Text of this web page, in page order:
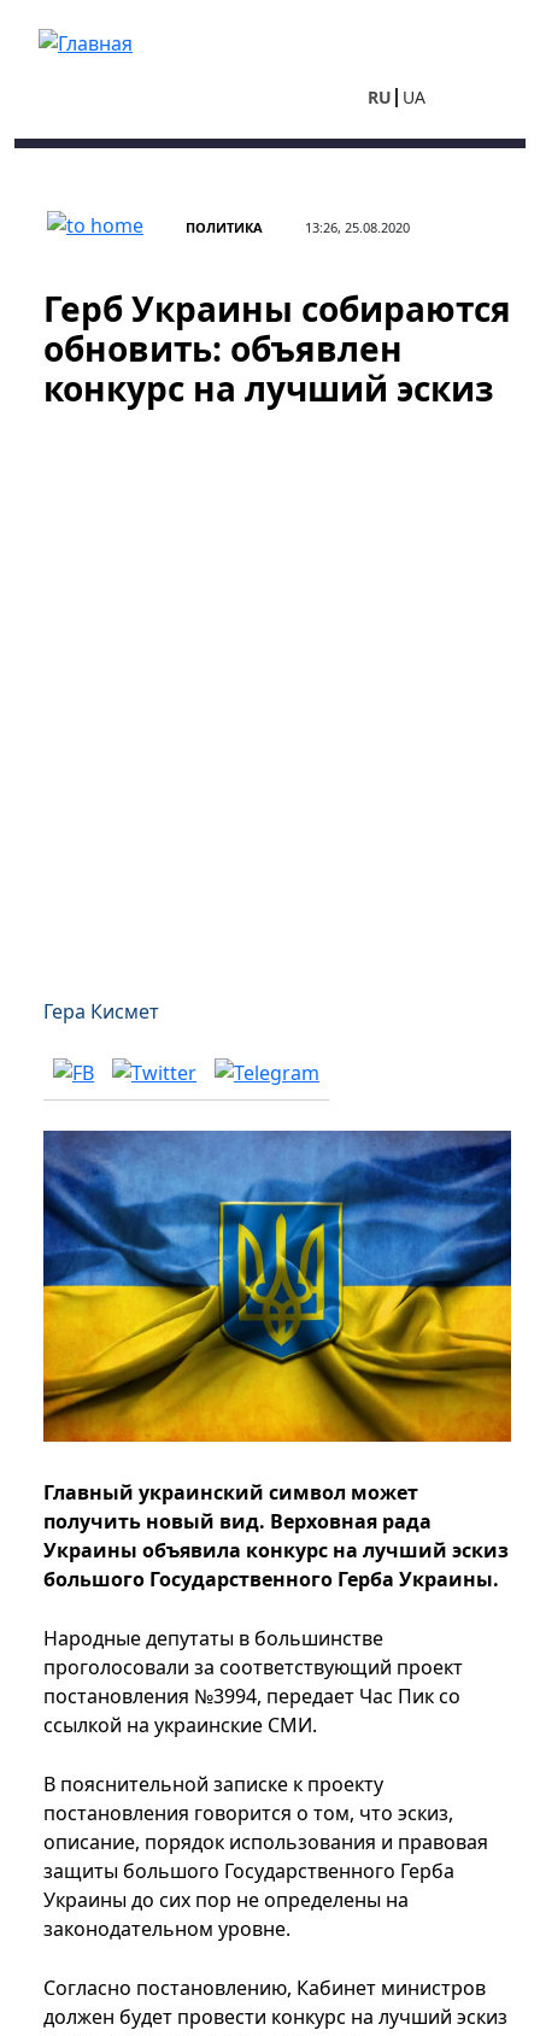
RU UA
ПОЛИТИКА 13:26, 25.08.2020
Герб Украины собираются
обновить: объявлен
конкурс на лучший эскиз
Гера Кисмет
Главный украинский символ может
получить новый вид. Верховная рада
Украины объявила конкурс на лучший эскиз
большого Государственного Герба Украины.
Народные депутаты в большинстве
проголосовали за соответствующий проект
постановления №3994, передает Час Пик со
ссылкой на украинские СМИ.
В пояснительной записке к проекту
постановления говорится о том, что эскиз,
описание, порядок использования и правовая
защиты большого Государственного Герба
Украины до сих пор не определены на
законодательном уровне.
Согласно постановлению, Кабинет министров
должен будет провести конкурс на лучший эскиз